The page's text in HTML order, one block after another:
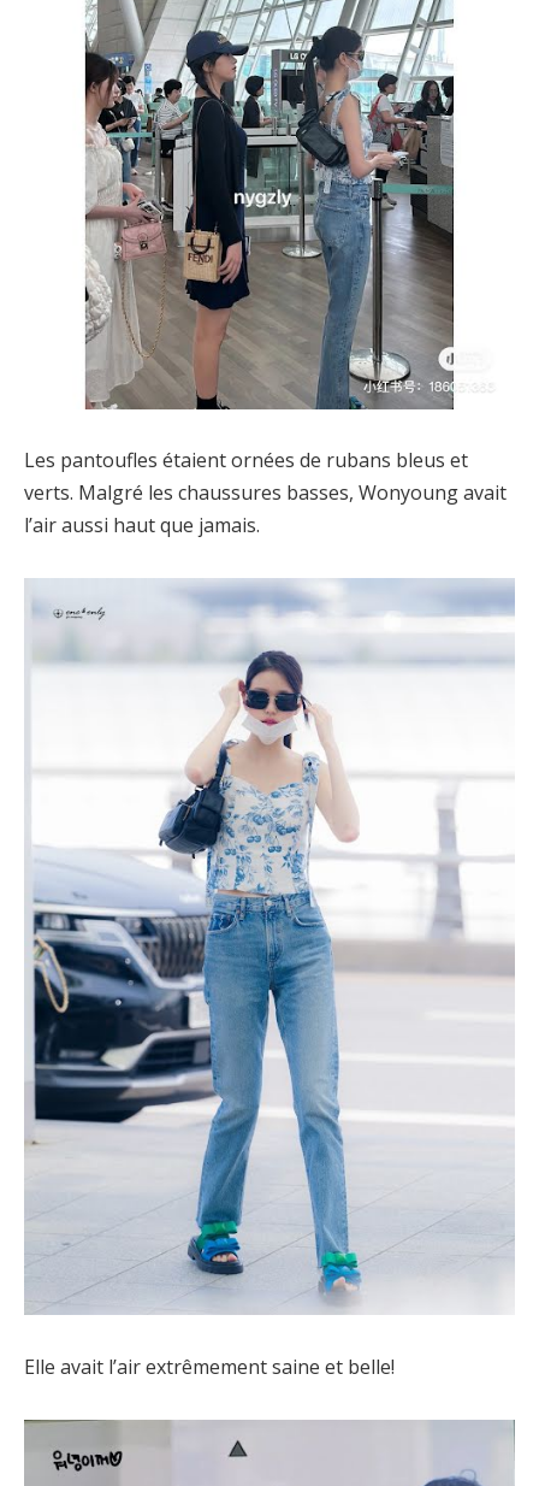
Les pantoufles étaient ornées de rubans bleus et
verts. Malgré les chaussures basses, Wonyoung avait
l’air aussi haut que jamais.
Elle avait l’air extrêmement saine et belle!